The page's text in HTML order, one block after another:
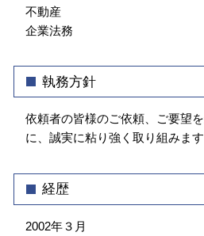
不動産
企業法務
執務方針
依頼者の皆様のご依頼、ご要望
に、誠実に粘り強く取り組みます
経歴
2002年３月